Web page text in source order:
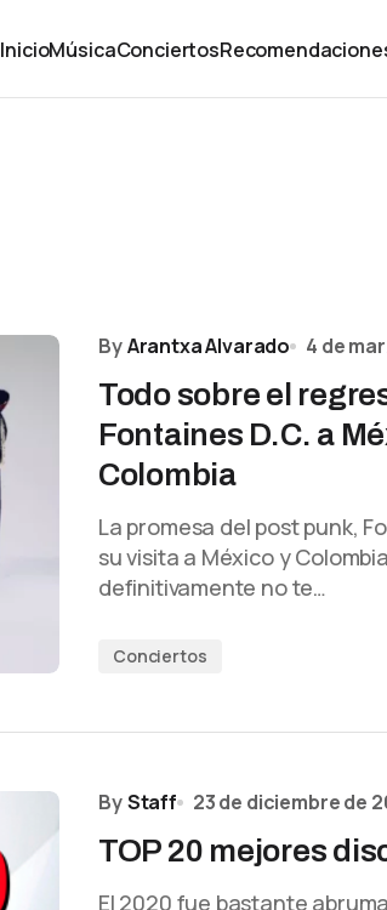
InicioMúsicaConciertos
ByArantxa Alvarado 4 de
Todo sobre el
Fontaines D.C. a
Colombia
La promesa del post punk,
su visita a México y
definitivamente no te…
Conciertos
ByStaff 23 de diciembre de
TOP 20 mejores
El 2020 fue bastante